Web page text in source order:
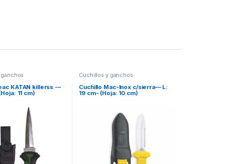
KATAN killerss -–
11 cm)
Cuchillos y ganchos
Cuchillo Mac-Inox c/sierra–– L:
19 cm- (Hoja: 10 cm)